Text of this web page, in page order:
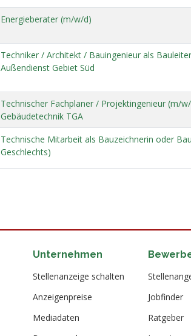
Energieberater (m/w/d)
Techniker / Architekt / Bauingenieur als
Außendienst Gebiet Süd
Technischer Fachplaner / Projektingenieur (m/
Gebäudetechnik TGA
Technische Mitarbeit als Bauzeichnerin oder
Geschlechts)
Unternehmen
Stellenanzeige schalten
Anzeigenpreise
Mediadaten
Jobfinder
Ratgeber